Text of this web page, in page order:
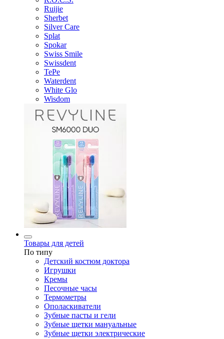
Ruijie
Sherbet
Silver Care
Splat
Spokar
Swiss Smile
Swissdent
TePe
Waterdent
White Glo
Wisdom
Товары для детей
По типу
Детский костюм доктора
Игрушки
Кремы
Песочные часы
Термометры
Ополаскиватели
Зубные пасты и гели
Зубные щетки мануальные
Зубные щетки электрические